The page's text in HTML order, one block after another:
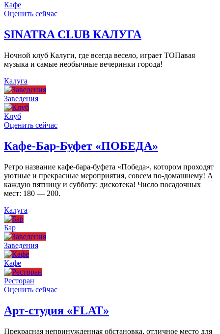
Кафе
Оценить сейчас
SINATRA CLUB КАЛУГА
Ночной клуб Калуги, где всегда весело, играет ТОПавая
музыка и самые необычные вечеринки города!
Калуга
Заведения
Клуб
Оценить сейчас
Кафе-Бар-Буфет «ПОБЕДА»
Ретро название кафе-бара-буфета «Победа», котором проходят
уютные и прекрасные мероприятия, совсем по-домашнему! А
каждую пятницу и субботу: дискотека! Число посадочных
мест: 180 — 200.
Калуга
Бар
Заведения
Кафе
Ресторан
Оценить сейчас
Арт-студия «FLAT»
Прекрасная непринужденная обстановка, отличное место для